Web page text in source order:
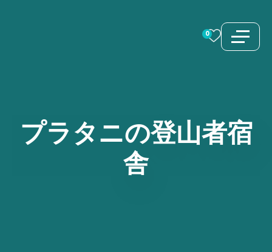
0
プラタニの登山者宿
舎